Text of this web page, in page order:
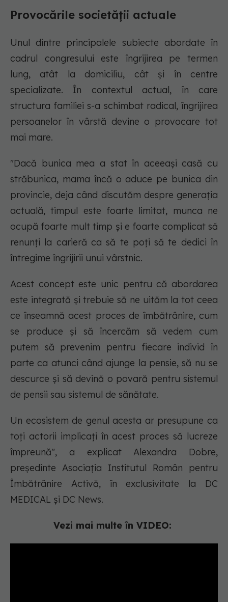
Provocările societății actuale
Unul dintre principalele subiecte abordate în
cadrul congresului este îngrijirea pe termen
lung, atât la domiciliu, cât și în centre
specializate. În contextul actual, în care
structura familiei s-a schimbat radical, îngrijirea
persoanelor în vârstă devine o provocare tot
mai mare.
"Dacă bunica mea a stat în aceeași casă cu
străbunica, mama încă o aduce pe bunica din
provincie, deja când discutăm despre generația
actuală, timpul este foarte limitat, munca ne
ocupă foarte mult timp și e foarte complicat să
renunți la carieră ca să te poți să te dedici în
întregime îngrijirii unui vârstnic.
Acest concept este unic pentru că abordarea
este integrată și trebuie să ne uităm la tot ceea
ce înseamnă acest proces de îmbătrânire, cum
se produce și să încercăm să vedem cum
putem să prevenim pentru fiecare individ în
parte ca atunci când ajunge la pensie, să nu se
descurce și să devină o povară pentru sistemul
de pensii sau sistemul de sănătate.
Un ecosistem de genul acesta ar presupune ca
toți actorii implicați în acest proces să lucreze
împreună", a explicat Alexandra Dobre,
președinte Asociația Institutul Român pentru
Îmbătrânire Activă, în exclusivitate la DC
MEDICAL și DC News.
Vezi mai multe în VIDEO: